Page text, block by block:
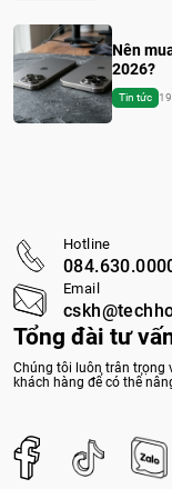
Nên
2026?
Tin tức
Tổng đài tư
Chúng tôi luôn trân trọng
khách hàng để có thể
Hotline
Email